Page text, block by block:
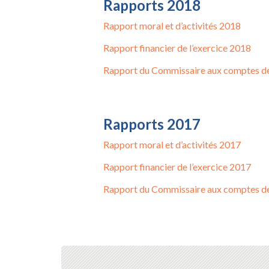
Rapports 2018
Rapport moral et d’activités 2018
Rapport financier de l’exercice 2018
Rapport du Commissaire aux comptes
Rapports 2017
Rapport moral et d’activités 2017
Rapport financier de l’exercice 2017
Rapport du Commissaire aux comptes